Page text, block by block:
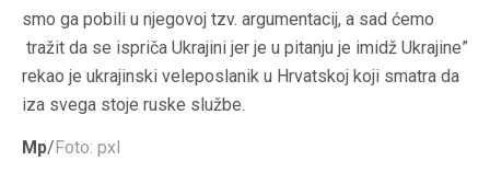
smo ga pobili u njegovoj tzv. argumentacij, a sad ćemo
tražit da se ispriča Ukrajini jer je u pitanju je imidž Ukrajine”
rekao je ukrajinski veleposlanik u Hrvatskoj koji smatra da
iza svega stoje ruske službe.
Mp/ Foto: pxl